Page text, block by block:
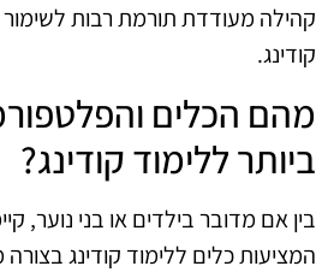
קהילה מעודדת תורמת רבות לשימור
קודינג.
מהם הכלים
ביותר ללימוד קודינג?
בין אם מדובר בילדים או בני נוער,
המציעות כלים ללימוד קודינג בצורה